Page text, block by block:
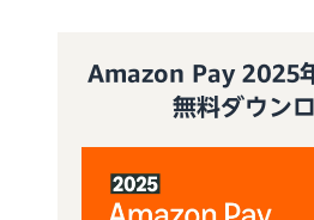
Amazon Pay 2025
無料ダウン